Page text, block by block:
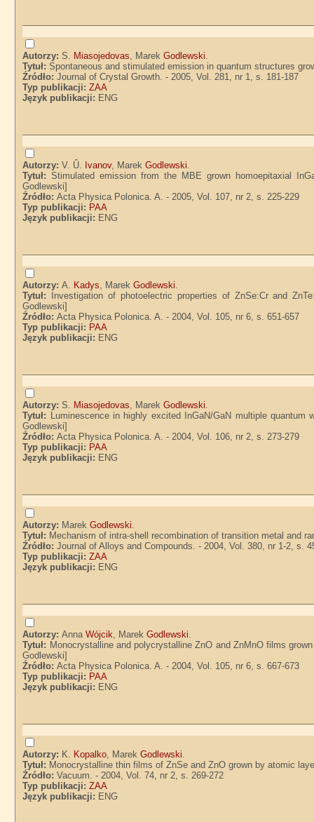
Autorzy:S. Miasojedovas, MarekGodlewski.
Tytuł:Spontaneous and stimulated emission in quantum structures
Źródło:Journal of Crystal Growth. - 2005, Vol. 281, nr 1, s. 181-187
Typ publikacji:ZAA
Język publikacji: ENG
Autorzy:V. Û. Ivanov, MarekGodlewski.
Tytuł:Stimulated emission from the MBE grown homoepitaxial
Godlewski]
Źródło:Acta Physica Polonica. A. - 2005, Vol. 107, nr 2, s. 225-229
Typ publikacji: PAA
Język publikacji: ENG
Autorzy:A. Kadys, MarekGodlewski.
Tytuł:
Investigation of photoelectric properties of ZnSe:Cr and
Godlewski]
Źródło:Acta Physica Polonica. A. - 2004, Vol. 105, nr 6, s. 651-657
Typ publikacji: PAA
Język publikacji: ENG
Autorzy:S. Miasojedovas, MarekGodlewski.
Tytuł: Luminescence in highly excited InGaN/GaN multiple
Godlewski]
Źródło:Acta Physica Polonica. A. - 2004, Vol. 106, nr 2, s. 273-279
Typ publikacji: PAA
Język publikacji: ENG
Autorzy: MarekGodlewski.
Tytuł: Mechanism of intra-shell recombination of transition metal and
Źródło:Journal of Alloys and Compounds. - 2004, Vol. 380, nr 1-2, s.
Typ publikacji:ZAA
Język publikacji: ENG
Autorzy:AnnaWójcik, MarekGodlewski.
Tytuł: Monocrystalline and polycrystalline ZnO and ZnMnO films
Godlewski]
Źródło:Acta Physica Polonica. A. - 2004, Vol. 105, nr 6, s. 667-673
Typ publikacji: PAA
Język publikacji: ENG
Autorzy: K. Kopalko, MarekGodlewski.
Tytuł: Monocrystalline thin films of ZnSe and ZnO grown by atomic
Źródło:Vacuum. - 2004, Vol. 74, nr 2, s. 269-272
Typ publikacji:ZAA
Język publikacji: ENG